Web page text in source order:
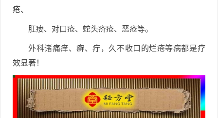
疮、
肛瘘、对口疮、蛇头疥疮、恶疮等。
外科诸痛痒、癣、疔，久不收口的烂疮等病都是疗
效显著！